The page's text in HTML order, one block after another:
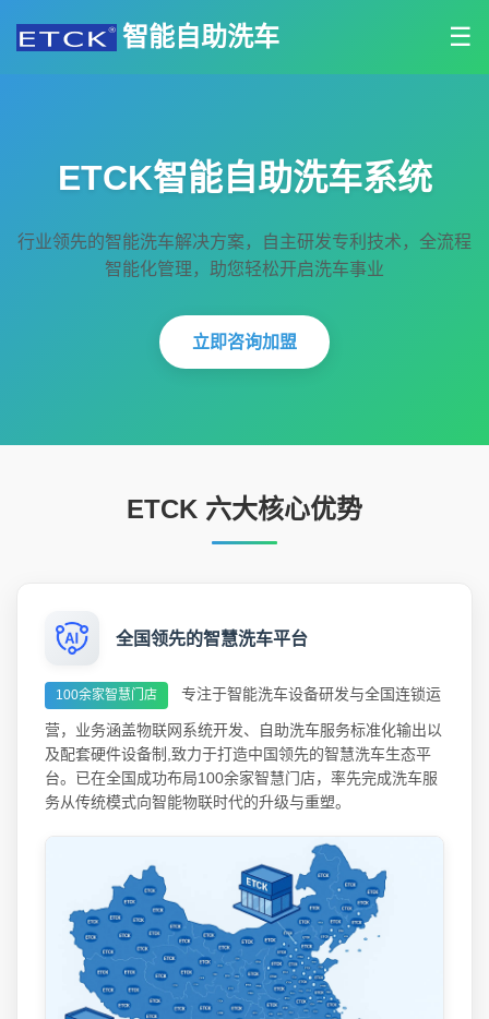
智能自助洗车 ☰
ETCK智能自助洗车系统
行业领先的智能洗车解决方案，自主研发专利技术，全流程
智能化管理，助您轻松开启洗车事业
立即咨询加盟
ETCK 六大核心优势
全国领先的智慧洗车平台
100余家智慧门店 专注于智能洗车设备研发与全国连锁运
营，业务涵盖物联网系统开发、自助洗车服务标准化输出以
及配套硬件设备制,致力于打造中国领先的智慧洗车生态平
台。已在全国成功布局100余家智慧门店，率先完成洗车服
务从传统模式向智能物联时代的升级与重塑。